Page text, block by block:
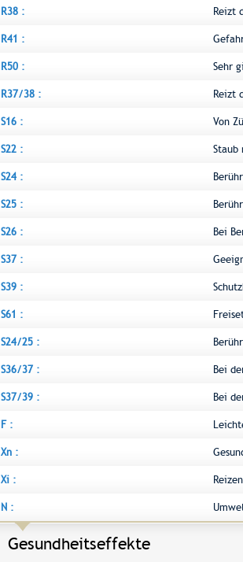
R38 : Reizt
R41 :
R50 : Sehr
R37/38 : Reizt
S16 : Von
S22 : Staub
S24 :
S25 :
S26 : Bei
S37 :
S39 :
S61 :
S24/25 :
S36/37 : Bei
S37/39 : Bei
F :
Xn :
Xi :
N :
Gesundheitseffekte